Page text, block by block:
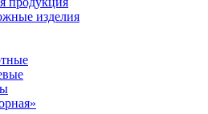
изделия